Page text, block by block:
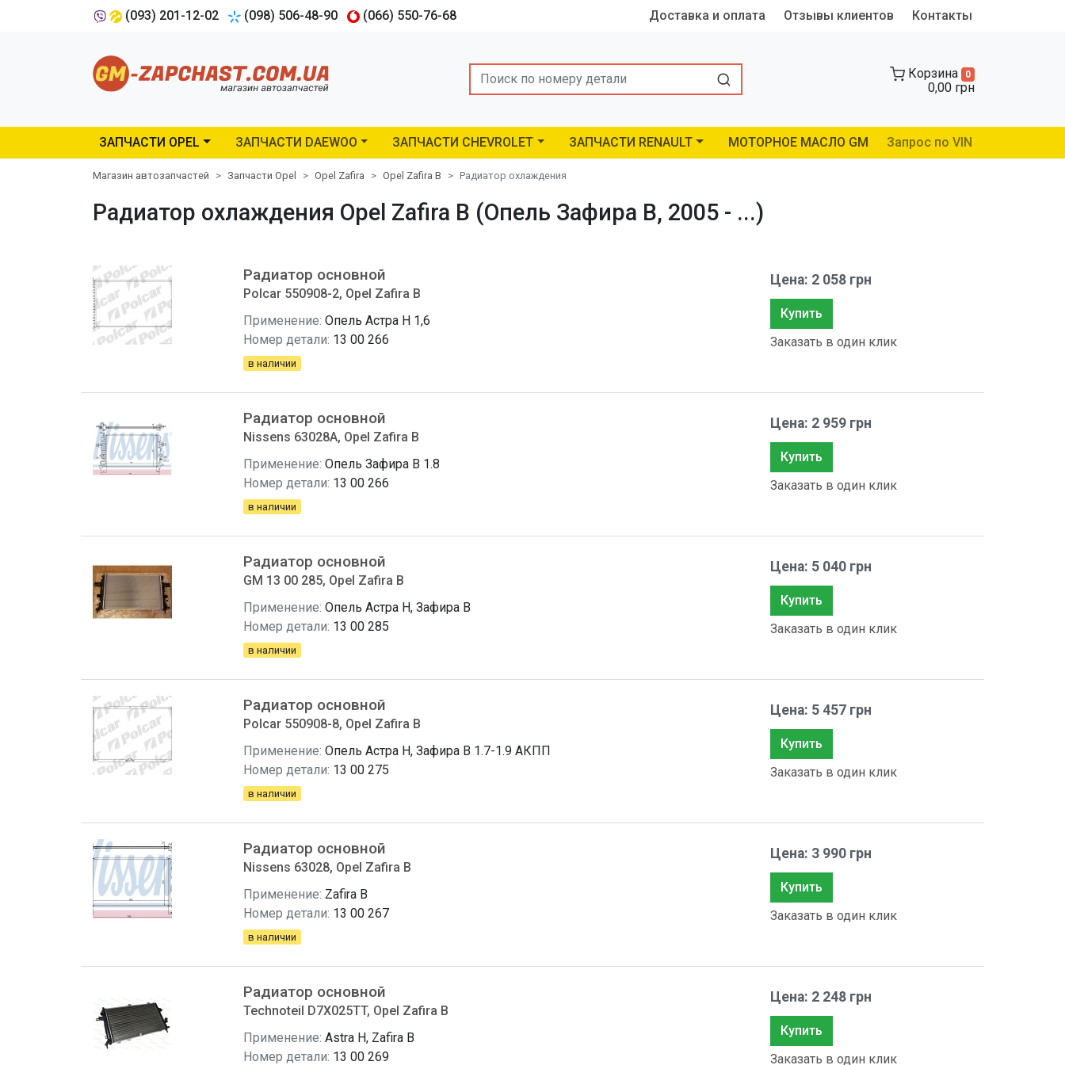
(093) 201-12-02 (098) 506-48-90 (066) 550-76-68 Доставка и оплата Отзывы клиентов Контакты
Search Корзина 0
0,00 грн
ЗАПЧАСТИ OPEL ЗАПЧАСТИ DAEWOO ЗАПЧАСТИ CHEVROLET ЗАПЧАСТИ RENAULT МОТОРНОЕ МАСЛО GM Запрос по VIN
Магазин автозапчастей Запчасти Opel Opel Zafira Opel Zafira B Радиатор охлаждения
Радиатор охлаждения Opel Zafira B (Опель Зафира B, 2005 - ...)
Радиатор основной
Polcar 550908-2, Opel Zafira B
Применение: Опель Астра H 1,6
Номер детали: 13 00 266
в наличии
Цена: 2 058 грн
Купить
Заказать в один клик
Радиатор основной
Nissens 63028A, Opel Zafira B
Применение: Опель Зафира B 1.8
Номер детали: 13 00 266
в наличии
Цена: 2 959 грн
Купить
Заказать в один клик
Радиатор основной
GM 13 00 285, Opel Zafira B
Применение: Опель Астра H, Зафира B
Номер детали: 13 00 285
в наличии
Цена: 5 040 грн
Купить
Заказать в один клик
Радиатор основной
Polcar 550908-8, Opel Zafira B
Применение: Опель Астра H, Зафира B 1.7-1.9 АКПП
Номер детали: 13 00 275
в наличии
Цена: 5 457 грн
Купить
Заказать в один клик
Радиатор основной
Nissens 63028, Opel Zafira B
Применение: Zafira В
Номер детали: 13 00 267
в наличии
Цена: 3 990 грн
Купить
Заказать в один клик
Радиатор основной
Technoteil D7X025TT, Opel Zafira B
Применение: Astra H, Zafira B
Номер детали: 13 00 269
Цена: 2 248 грн
Купить
Заказать в один клик